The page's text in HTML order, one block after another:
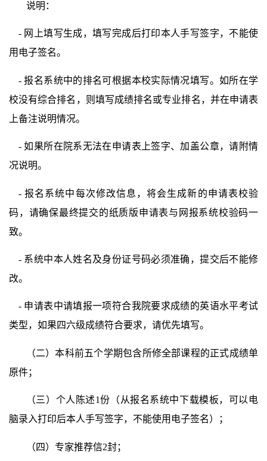
说明：
- 网上填写生成，填写完成后打印本人手写签字，不能使
用电子签名。
-报名系统中的排名可根据本校实际情况填写。如所在学
校没有综合排名，则填写成绩排名或专业排名，并在申请表
上备注说明情况。
-如果所在院系无法在申请表上签字、加盖公章，请附情
况说明。
-报名系统中每次修改信息，将会生成新的申请表校验
码，请确保最终提交的纸质版申请表与网报系统校验码一
致。
- 系统中本人姓名及身份证号码必须准确，提交后不能修
改。
- 申请表中请填报一项符合我院要求成绩的英语水平考试
类型，如果四六级成绩符合要求，请优先填写。
（二）本科前五个学期包含所修全部课程的正式成绩单
原件；
（三）个人陈述1份（从报名系统中下载模板，可以电
脑录入打印后本人手写签字，不能使用电子签名）；
（四）专家推荐信2封；